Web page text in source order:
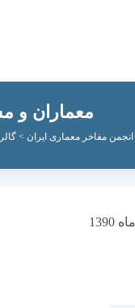
معماران و
انجمن مفاخر معماری ایران >